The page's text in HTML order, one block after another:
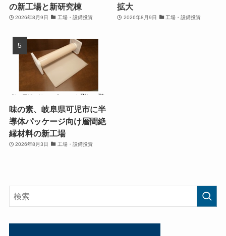
の新工場と新研究棟
2026年8月9日 工場・設備投資
拡大
2026年8月9日 工場・設備投資
味の素、岐阜県可児市に半
導体パッケージ向け層間絶
縁材料の新工場
2026年8月3日 工場・設備投資